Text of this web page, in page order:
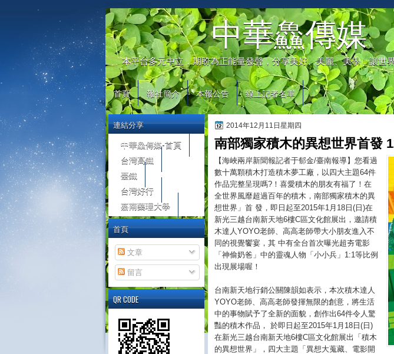
中華鱻傳媒
本平台多元中立，期盼為正能量發聲，分享美好、美麗、美學，讓世
首頁 報社簡介 本報公告 線上記者名單
2014年12月11日星期四
南部獨家積木的異想世界首發
【海峽兩岸新聞報記者于郁金/臺南報導】您看過
數十萬顆積木打造積木夢工廠，以四大主題64件
作品完整呈現嗎?！喜愛積木的朋友有福了！在
全世界風靡超過百年的積木，南部獨家積木的異
想世界」首 發，即日起至2015年1月18日(日)在
新光三越台南新天地6樓C區文化館展出，邀請積
木達人YOYO老師、高高老師帶大小朋友進入不
同的視覺饗宴，其 中有全台首次曝光超夯電影
「神偷奶爸」中的靈魂人物「小小兵」1:1等比例
出現展場喔！
台南新天地行銷公關陳韻如表示，本次積木達人
YOYO老師、高高老師發揮無限的創意，將生活
中的事物賦予了全新的面貌，創作出64件令人驚
豔的積木作品， 於即日起至2015年1月18日(日)
在新光三越台南新天地6樓C區文化館展出「積木
的異想世界」，四大主題「異想大蒐藏、電影開
連結分享
中華鱻傳媒-首頁
台灣高鐵
臺鐵
台灣好行
嘉南藥理大學
首頁
文章
留言
QR CODE